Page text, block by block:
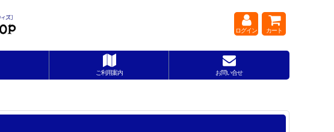
ログイン カート
ご利用案内 お問い合せ